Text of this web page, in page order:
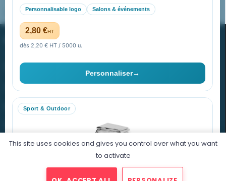
Personnalisable logo Salons & événements
2,80 €HT
dès 2,20 € HT / 5000 u.
Personnaliser→
Sport & Outdoor
Pourquoi ça a marché à 100% pour moi ?
PROMENOCH GOODIES
Goodies Pubfrance est édité par Promenoch
40 rue Madeleine Michelis
92 200 Neuilly
equipe@promenoch-goodies.com
VOTRE COMPTE
NOTRE SITE
This site uses cookies and gives you control over what you want
to activate